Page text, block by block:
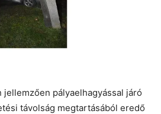
pályaelhagyással járó
távolság megtartásából eredő